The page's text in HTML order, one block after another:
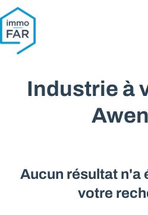
Aller au contenu principal
Industrie à
Aucun résultat n'a
votre